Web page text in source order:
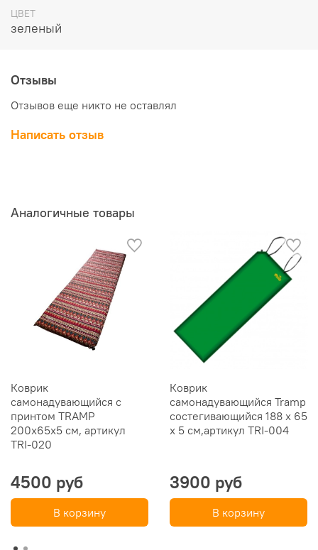
R-value
рассказать о теплосберегающих свойствах коврика. Вот
ЦВЕТ
зеленый
Отзывы
Отзывов еще никто не оставлял
Написать отзыв
Аналогичные товары
Коврик
самонадувающийся с
принтом TRAMP
200х65х5 см, артикул
TRI-020
4500 руб
В корзину
Коврик
самонадувающийся Tramp
состегивающийся 188 х 65
х 5 см,артикул TRI-004
3900 руб
В корзину